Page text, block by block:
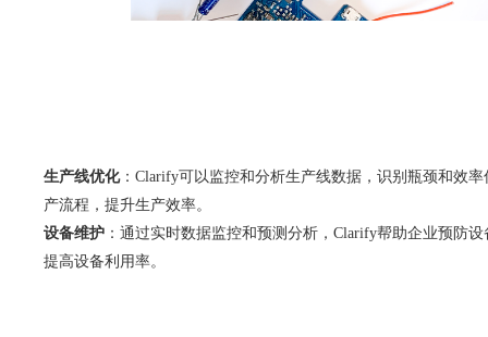
生产线优化：Clarify可以监控和分析生产线数据，识别瓶颈和效
产流程，提升生产效率。
设备维护 ：通过实时数据监控和预测分析，Clarify帮助企业预防
提高设备利用率。